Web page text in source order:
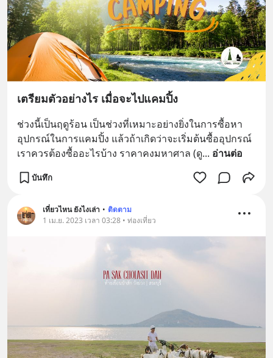
เตรียมตัวอย่างไร เมื่อจะไปแคมปิ้ง
ช่วงนี้เป็นฤดูร้อน เป็นช่วงที่เหมาะอย่างยิ่งในการซื้อหา
อุปกรณ์ในการแคมปิ้ง แล้วถ้าเกิดว่าจะเริ่มต้นซื้ออุปกรณ์
เราควรต้องซื้ออะไรบ้าง ราคาคงมหาศาล (ดู... อ่านต่อ
บันทึก
เที่ยวไหน ยังไงเล่า • ติดตาม
1 เม.ย. 2023 เวลา 03:28 • ท่องเที่ยว